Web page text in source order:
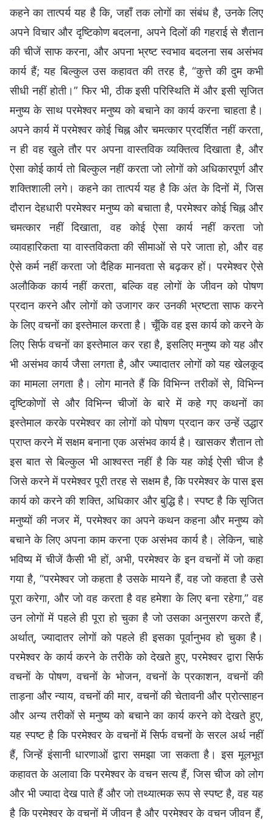
कहने का तात्पर्य यह है कि, जहाँ तक लोगों का संबंध है, उनके लिए
अपने विचार और दृष्टिकोण बदलना, अपने दिलों की गहराई से शैतान
की चीजें साफ करना, और अपना भ्रष्ट स्वभाव बदलना सब असंभव
कार्य हैं; यह बिल्कुल उस कहावत की तरह है, “कुत्ते की दुम कभी
सीधी नहीं होती।” फिर भी, ठीक इसी परिस्थिति में और इसी सृजित
मनुष्य के साथ परमेश्वर मनुष्य को बचाने का कार्य करना चाहता है।
अपने कार्य में परमेश्वर कोई चिह्न और चमत्कार प्रदर्शित नहीं करता,
न ही वह खुले तौर पर अपना वास्तविक व्यक्तित्व दिखाता है, और
ऐसा कोई कार्य तो बिल्कुल नहीं करता जो लोगों को अधिकारपूर्ण और
शक्तिशाली लगे। कहने का तात्पर्य यह है कि अंत के दिनों में, जिस
दौरान देहधारी परमेश्वर मनुष्य को बचाता है, परमेश्वर कोई चिह्न और
चमत्कार नहीं दिखाता, वह कोई ऐसा कार्य नहीं करता जो
व्यावहारिकता या वास्तविकता की सीमाओं से परे जाता हो, और वह
ऐसे कर्म नहीं करता जो दैहिक मानवता से बढ़कर हों। परमेश्वर ऐसे
अलौकिक कार्य नहीं करता, बल्कि वह लोगों के जीवन को पोषण
प्रदान करने और लोगों को उजागर कर उनकी भ्रष्टता साफ करने
के लिए वचनों का इस्तेमाल करता है। चूँकि वह इस कार्य को करने के
लिए सिर्फ वचनों का इस्तेमाल कर रहा है, इसलिए मनुष्य को यह और
भी असंभव कार्य जैसा लगता है, और ज्यादातर लोगों को यह खेलकूद
का मामला लगता है। लोग मानते हैं कि विभिन्न तरीकों से, विभिन्न
दृष्टिकोणों से और विभिन्न चीजों के बारे में कहे गए कथनों का
इस्तेमाल करके परमेश्वर का लोगों को पोषण प्रदान कर उन्हें उद्धार
प्राप्त करने में सक्षम बनाना एक असंभव कार्य है। खासकर शैतान तो
इस बात से बिल्कुल भी आश्वस्त नहीं है कि यह कोई ऐसी चीज है
जिसे करने में परमेश्वर पूरी तरह से सक्षम है, कि परमेश्वर के पास इस
कार्य को करने की शक्ति, अधिकार और बुद्धि है। स्पष्ट है कि सृजित
मनुष्यों की नजर में, परमेश्वर का अपने कथन कहना और मनुष्य को
बचाने के लिए अपना काम करना एक असंभव कार्य है। लेकिन, चाहे
भविष्य में चीजें कैसी भी हों, अभी, परमेश्वर के इन वचनों में जो कहा
गया है, “परमेश्वर जो कहता है उसके मायने हैं, वह जो कहता है उसे
पूरा करेगा, और जो वह करता है वह हमेशा के लिए बना रहेगा,” वह
उन लोगों में पहले ही पूरा हो चुका है जो उसका अनुसरण करते हैं,
अर्थात्, ज्यादातर लोगों को पहले ही इसका पूर्वानुभव हो चुका है।
परमेश्वर के कार्य करने के तरीके को देखते हुए, परमेश्वर द्वारा सिर्फ
वचनों के पोषण, वचनों के भोजन, वचनों के प्रकाशन, वचनों की
ताड़ना और न्याय, वचनों की मार, वचनों की चेतावनी और प्रोत्साहन
और अन्य तरीकों से मनुष्य को बचाने का कार्य करने को देखते हुए,
यह स्पष्ट है कि परमेश्वर के वचनों में सिर्फ वचनों के सरल अर्थ नहीं
हैं, जिन्हें इंसानी धारणाओं द्वारा समझा जा सकता है। इस मूलभूत
कहावत के अलावा कि परमेश्वर के वचन सत्य हैं, जिस चीज को लोग
और भी ज्यादा देख पाते हैं और जो तथ्यात्मक रूप से स्पष्ट है, वह यह
है कि परमेश्वर के वचनों में जीवन है और परमेश्वर के वचन जीवन हैं,